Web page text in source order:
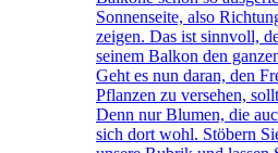
Sonnenseite, also
zeigen. Das ist sinnvoll,
seinem Balkon den
Geht es nun daran, den
Pflanzen zu versehen,
Denn nur Blumen, die
sich dort wohl. Stöbern